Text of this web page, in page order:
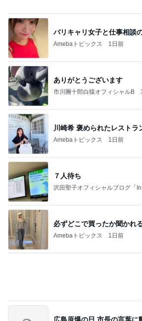
広島原爆の日 市長の言葉に
早くも完走した11店舗の購入品